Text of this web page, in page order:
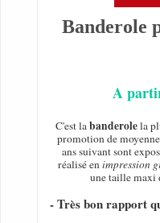
Banderole
A
C'est labanderolela
promotion de
ans suivant sont
réalisé enimpression
une taille maxi
- Très bon rapport